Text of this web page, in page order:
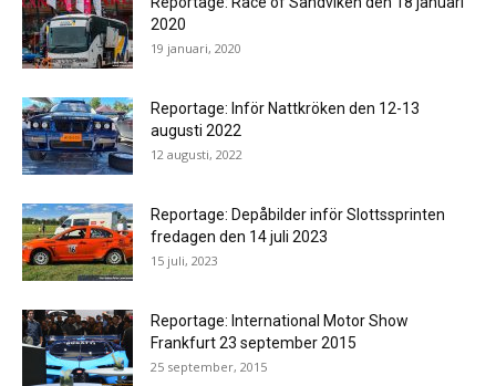
2020
19 januari, 2020
Reportage: Inför Nattkröken den 12-13
augusti 2022
12 augusti, 2022
Reportage: Depåbilder inför Slottssprinten
fredagen den 14 juli 2023
15 juli, 2023
Reportage: International Motor Show
Frankfurt 23 september 2015
25 september, 2015